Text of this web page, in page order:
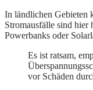
In ländlichen Gebieten
Stromausfälle sind hier
Powerbanks oder
Es ist ratsam,
vor Schäden